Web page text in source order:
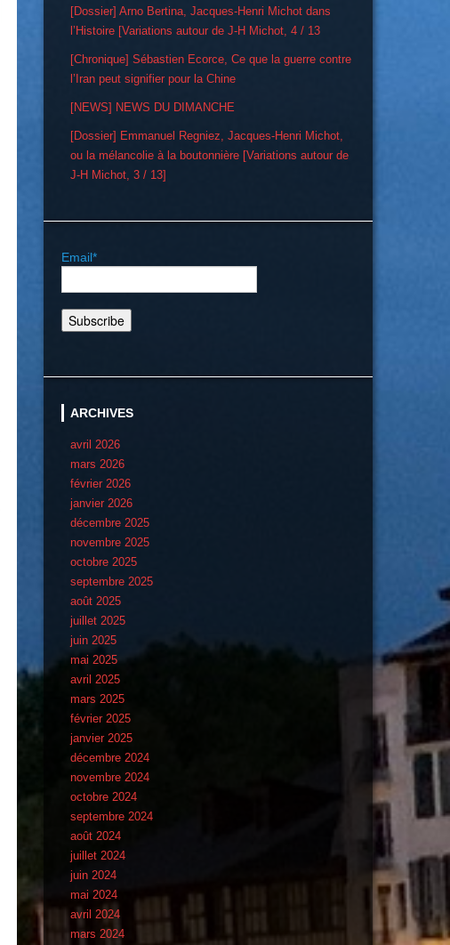
[Dossier] Arno Bertina, Jacques-Henri Michot dans
l’Histoire [Variations autour de J-H Michot, 4 / 13
[Chronique] Sébastien Ecorce, Ce que la guerre contre
l’Iran peut signifier pour la Chine
[NEWS] NEWS DU DIMANCHE
[Dossier] Emmanuel Regniez, Jacques-Henri Michot,
ou la mélancolie à la boutonnière [Variations autour de
J-H Michot, 3 / 13]
Email*
ARCHIVES
avril 2026
mars 2026
février 2026
janvier 2026
décembre 2025
novembre 2025
octobre 2025
septembre 2025
août 2025
juillet 2025
juin 2025
mai 2025
avril 2025
mars 2025
février 2025
janvier 2025
décembre 2024
novembre 2024
octobre 2024
septembre 2024
août 2024
juillet 2024
juin 2024
mai 2024
avril 2024
mars 2024